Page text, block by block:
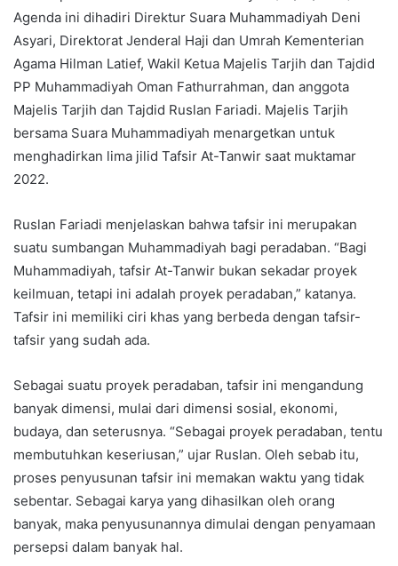
Agenda ini dihadiri Direktur Suara Muhammadiyah Deni
Asyari, Direktorat Jenderal Haji dan Umrah Kementerian
Agama Hilman Latief, Wakil Ketua Majelis Tarjih dan Tajdid
PP Muhammadiyah Oman Fathurrahman, dan anggota
Majelis Tarjih dan Tajdid Ruslan Fariadi. Majelis Tarjih
bersama Suara Muhammadiyah menargetkan untuk
menghadirkan lima jilid Tafsir At-Tanwir saat muktamar
2022.
Ruslan Fariadi menjelaskan bahwa tafsir ini merupakan
suatu sumbangan Muhammadiyah bagi peradaban. “Bagi
Muhammadiyah, tafsir At-Tanwir bukan sekadar proyek
keilmuan, tetapi ini adalah proyek peradaban,” katanya.
Tafsir ini memiliki ciri khas yang berbeda dengan tafsir-
tafsir yang sudah ada.
Sebagai suatu proyek peradaban, tafsir ini mengandung
banyak dimensi, mulai dari dimensi sosial, ekonomi,
budaya, dan seterusnya. “Sebagai proyek peradaban, tentu
membutuhkan keseriusan,” ujar Ruslan. Oleh sebab itu,
proses penyusunan tafsir ini memakan waktu yang tidak
sebentar. Sebagai karya yang dihasilkan oleh orang
banyak, maka penyusunannya dimulai dengan penyamaan
persepsi dalam banyak hal.